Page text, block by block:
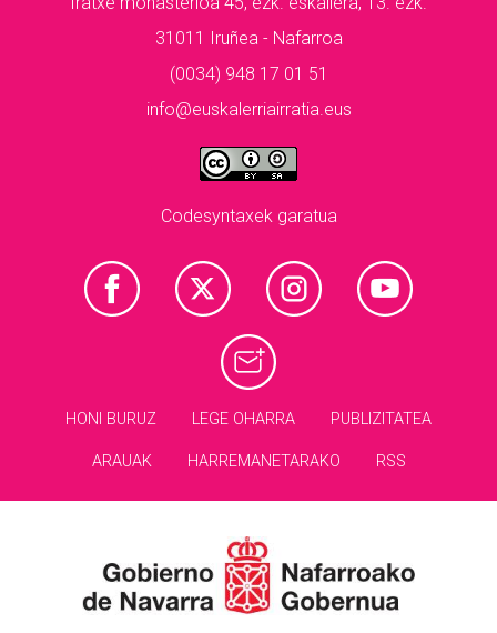
31011 Iruñea - Nafarroa
(0034) 948 17 01 51
info@euskalerriairratia.eus
Codesyntaxek garatua
HONI BURUZ LEGE OHARRA PUBLIZITATEA
ARAUAK HARREMANETARAKO RSS